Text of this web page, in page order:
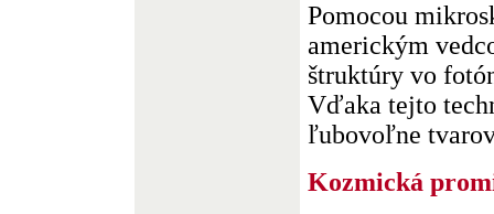
Pomocou
americkým
štruktúry vo
Vďaka tejto
ľubovoľne
Kozmická